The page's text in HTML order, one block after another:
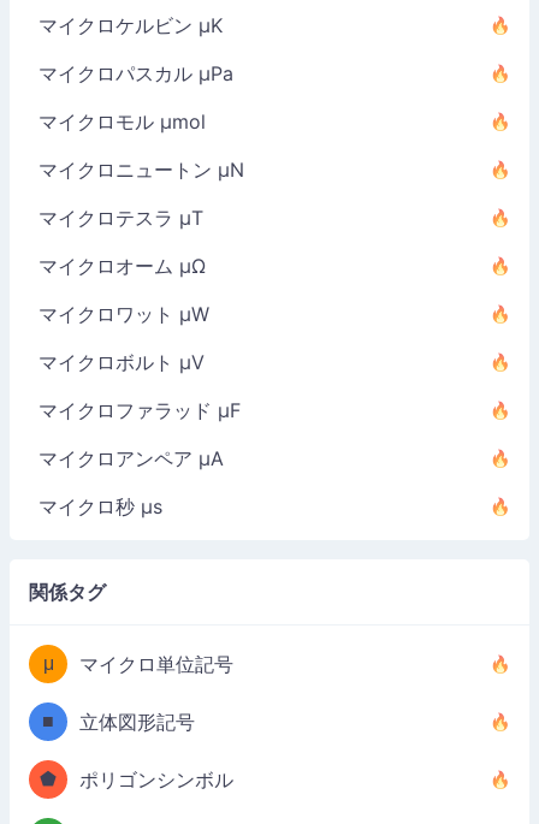
マイクロケルビン µK
マイクロパスカル µPa
マイクロモル µmol
マイクロニュートン µN
マイクロテスラ µT
マイクロオーム µΩ
マイクロワット µW
マイクロボルト µV
マイクロファラッド µF
マイクロアンペア µA
マイクロ秒 µs
関係タグ
μ マイクロ単位記号
■ 立体図形記号
⬟ ポリゴンシンボル